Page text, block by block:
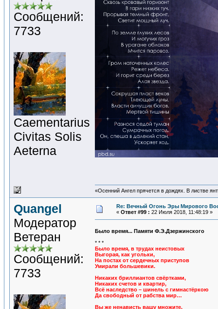
Сообщений:
7733
Сaementarius
Civitas Solis
Aeterna
«Осенний Ангел прячется в дождях. В листве
Quangel
Модератор
Ветеран
Сообщений:
7733
Re: Вечный Огонь Эры Мирового
« Ответ #99 : 22 Июля 2018, 11:48:19 »
Было время... Памяти Ф.Э.Дзержинского
* * *
Было время, в трудах неистовых
Выгорая, как угольки,
На постах от сердечных приступов
Умирали большевики.
Никаких бриллиантов свёртками,
Никаких счетов и квартир,
Всё наследство – шинель с гимнастёркою
Да свободный от рабства мир…
Вы же ненависть вашу множите,